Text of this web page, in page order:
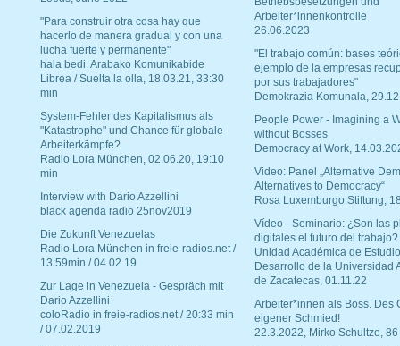
"Para construir otra cosa hay que
hacerlo de manera gradual y con una
lucha fuerte y permanente"
hala bedi. Arabako Komunikabide
Librea / Suelta la olla, 18.03.21, 33:30
min
System-Fehler des Kapitalismus als
"Katastrophe" und Chance für globale
Arbeiterkämpfe?
Radio Lora München, 02.06.20, 19:10
min
Interview with Dario Azzellini
black agenda radio 25nov2019
Die Zukunft Venezuelas
Radio Lora München in freie-radios.net /
13:59min / 04.02.19
Zur Lage in Venezuela - Gespräch mit
Dario Azzellini
coloRadio in freie-radios.net / 20:33 min
/ 07.02.2019
Arbeiter*innenkontrolle
26.06.2023
"El trabajo común: bases
ejemplo de la empresas
por sus trabajadores"
Demokrazia Komunala,
People Power - Imagining a
without Bosses
Democracy at Work,
Video: Panel „Alternative
Alternatives to Democracy“
Rosa Luxemburgo Stiftung,
Vídeo - Seminario: ¿Son las
digitales el futuro del trabajo?
Unidad Académica de
Desarrollo de la Universidad
de Zacatecas, 01.11.22
Arbeiter*innen als Boss. Des
eigener Schmied!
22.3.2022, Mirko Schultze, 86